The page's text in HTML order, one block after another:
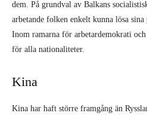
dem. På grundval av Balkans
arbetande folken enkelt kunna lösa
Inom ramarna för arbetardemokrati
för alla nationaliteter.
Kina
Kina har haft större framgång än